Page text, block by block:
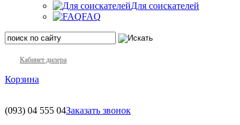
Для соискателей
FAQ
Кабинет дилера
Корзина
(093) 04 555 04Заказать звонок